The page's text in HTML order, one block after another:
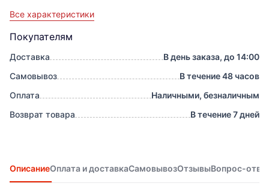
Все характеристики
Покупателям
Доставка
В день заказа, до 14:00
Самовывоз
В течение 48 часов
Оплата
Наличными, безналичным
Возврат товара
В течение 7 дней
ОписаниеОплата и доставкаСамовывозОтзывыВопрос-